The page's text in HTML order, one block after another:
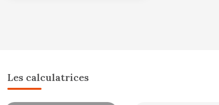
Les calculatrices